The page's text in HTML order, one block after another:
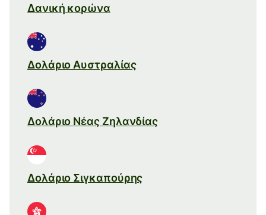
Δανική κορώνα
Δολάριο Αυστραλίας
Δολάριο Νέας Ζηλανδίας
Δολάριο Σιγκαπούρης